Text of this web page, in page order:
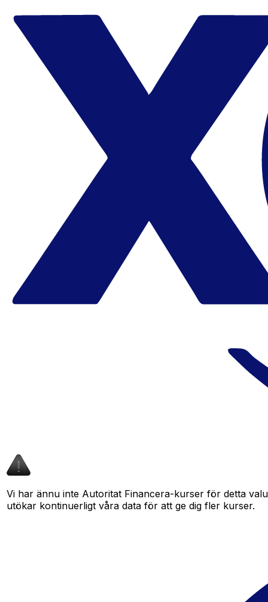
Vi har ännu inte Autoritat Financera-kurser för detta
utökar kontinuerligt våra data för att ge dig fler kurser.